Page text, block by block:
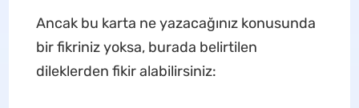
Ancak bu karta ne yazacağınız konusunda
bir fikriniz yoksa, burada belirtilen
dileklerden fikir alabilirsiniz: